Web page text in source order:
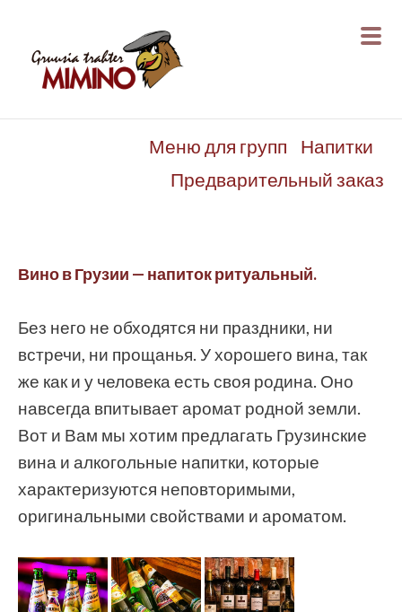
Меню для групп
Напитки
Предварительный заказ
Вино в Грузии — напиток ритуальный.
Без него не обходятся ни праздники, ни
встречи, ни прощанья. У хорошего вина, так
же как и у человека есть своя родина. Оно
навсегда впитывает аромат родной земли.
Вот и Вам мы хотим предлагать Грузинские
вина и алкогольные напитки, которые
характеризуются неповторимыми,
оригинальными свойствами и ароматом.